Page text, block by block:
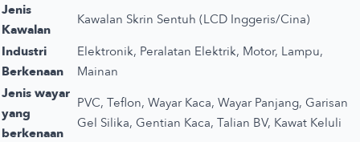
Jenis
Kawalan
Kawalan Skrin Sentuh (LCD Inggeris/Cina)
Industri
Berkenaan
Elektronik, Peralatan Elektrik, Motor, Lampu,
Mainan
Jenis wayar
yang
berkenaan
PVC, Teflon, Wayar Kaca, Wayar Panjang, Garisan
Gel Silika, Gentian Kaca, Talian BV, Kawat Keluli